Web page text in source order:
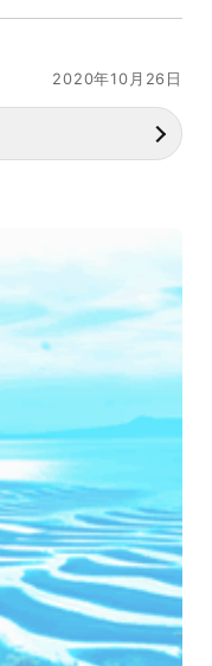
2020年10月26日